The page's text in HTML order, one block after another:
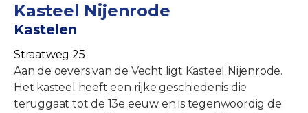
Kasteel Nijenrode
Kastelen
Straatweg 25
Aan de oevers van de Vecht ligt Kasteel Nijenrode.
Het kasteel heeft een rijke geschiedenis die
teruggaat tot de 13e eeuw en is tegenwoordig de